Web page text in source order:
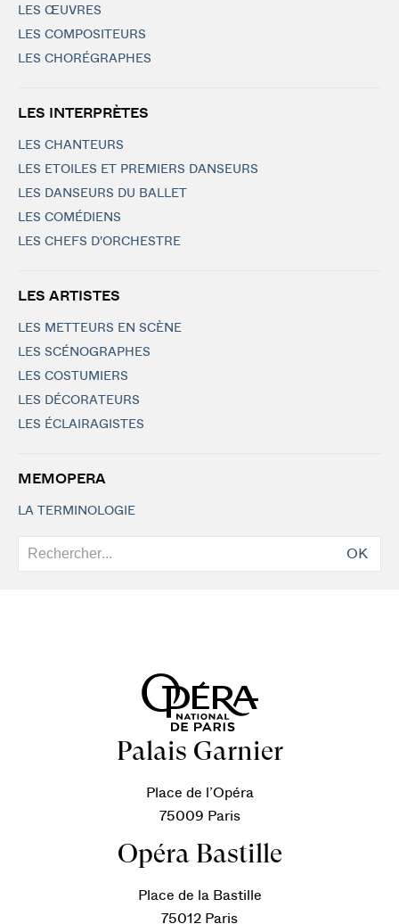
LES ŒUVRES
LES COMPOSITEURS
LES CHORÉGRAPHES
LES INTERPRÈTES
LES CHANTEURS
LES ETOILES ET PREMIERS DANSEURS
LES DANSEURS DU BALLET
LES COMÉDIENS
LES CHEFS D'ORCHESTRE
LES ARTISTES
LES METTEURS EN SCÈNE
LES SCÉNOGRAPHES
LES COSTUMIERS
LES DÉCORATEURS
LES ÉCLAIRAGISTES
MEMOPERA
LA TERMINOLOGIE
OK
Palais Garnier
Place de l’Opéra
75009 Paris
Opéra Bastille
Place de la Bastille
75012 Paris